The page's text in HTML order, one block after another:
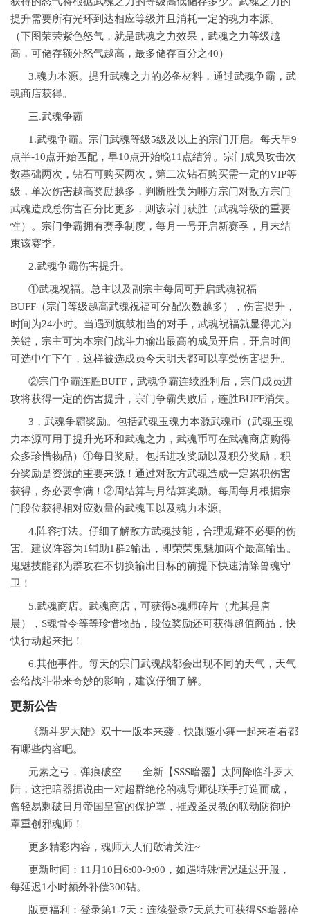
提升需要所有光环到达相应等级并且消耗一定的魂力本源。
（下图荣荣紫色怒气，就是武魂之力效果，武魂之力等级越
高，可储存额外怒气越高，最多储存百分之40）
3.魂力本源。提升武魂之力的必备材料，通过武魂争霸，武
魂商店获得。
三.武魂争霸
1.武魂争霸。宗门武魂等级5级及以上的宗门开启。每天早9
点半-10点开始匹配，早10点开始晚11点结算。宗门成员攻击次
数基础两次，钻石可购买两次，第二次钻石购买需一定的VIP等
级，单次伤害越高奖励越多，判断胜负为哪方宗门对敌方宗门
武魂造成总伤害百分比更多，则该宗门获胜（武魂等级的重要
性）。宗门争霸拥有赛季制度，每月一号开启新赛季，月末结
束该赛季。
2.武魂争霸伤害提升。
①武魂祝福。总主以及副宗主每周可开启武魂祝福
BUFF（宗门等级越高武魂祝福可分配次数越多），伤害提升，
时间为24小时。当遇到旗鼓相当的对手，武魂祝福就显得尤为
关键，宗主可为本宗门战斗力输出最高的成员开启，开启时间
可选中午下午，这样被选成员今天明天都可以享受伤害提升。
②宗门争霸连胜BUFF，武魂争霸连续胜利后，宗门成员进
攻将获得一定的伤害提升，宗门争霸失败后，连胜BUFF消失。
3，武魂争霸奖励。包括武魂玉魂力本源武魂币（武魂玉魂
力本源可用于提升光环和武魂之力，武魂币可在武魂商店购得
众多珍惜物品）①每日奖励。包括进攻奖励以及积分奖励，积
分奖励是资源的重要来源 ！通过对敌方武魂造成一定累积伤害
获得，务必要拿满！②周结算与月结算奖励。每周每月根据宗
门段位获得相对应数量的武魂玉以及魂力本源。
4.阵容打法。仔细了解敌方武魂技能，合理规避不必要的伤
害。建议阵容为1辅助1群2输出，即荣荣鬼魅加两个最高输出。
鬼魅技能都为群攻在不切换输出目标的前提下快速清除兽魂守
卫！
5.武魂商店。武魂商店，可获得S魂师碎片（尤其是唐
晨），S魂骨令等等珍惜物品，段位奖励还可获得超值商品，快
快行动起来把！
6.其他事件。每天的宗门武魂战都会出现不同的天气，天气
会给战斗带来奇妙的影响，建议仔细了解。
更新公告
《新斗罗大陆》双十一版本来袭，快跟随小舞一起来看看都
有哪些内容吧。
元素之弓，弹痕破空——全新【SSS暗器】太阿降临斗罗大
陆，这把暗器据说由一对超群绝伦的魂导师徒联手打造而成，
曾轻易刺破日月帝国皇宫的保护罩，摧毁圣灵教的联动防御护
罩重创邪魂师！
更多精彩内容，魂师大人们敬请关注~
更新时间：11月10日6:00-9:00，如遇特殊情况延迟开服，
每延迟1小时额外补偿300钻。
版更福利：登录第1-7天：连续登录7天总共可获得SS暗器碎